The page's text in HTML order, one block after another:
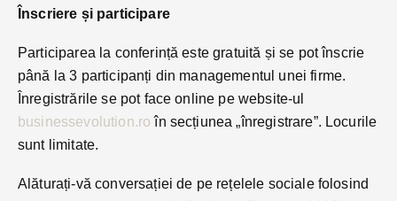
Înscriere și participare
Participarea la conferință este gratuită și se pot înscrie
până la 3 participanți din managementul unei firme.
Înregistrările se pot face online pe website-ul
businessevolution.ro în secțiunea „înregistrare”. Locurile
sunt limitate.
Alăturați-vă conversației de pe rețelele sociale folosind